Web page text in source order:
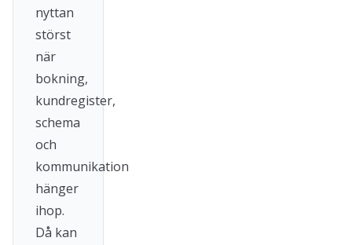
nyttan
störst
när
bokning,
kundregister,
schema
och
kommunikation
hänger
ihop.
Då kan